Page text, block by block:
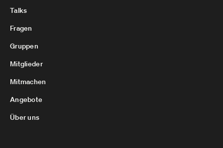
Talks
Fragen
Gruppen
Mitglieder
Mitmachen
Angebote
Über uns